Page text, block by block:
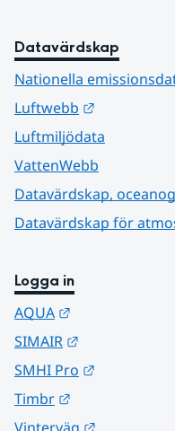
Datavärdskap
Nationella
Luftwebb
Luftmiljödata
VattenWebb
Datavärdskap,
Datavärdskap för
Logga in
AQUA
SIMAIR
SMHI Pro
Timbr
Vinterväg